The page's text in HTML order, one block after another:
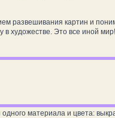
развешивания картин и
художестве. Это все иной мир!
одного материала и цвета: